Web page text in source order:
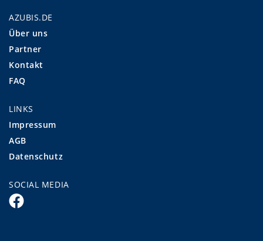
AZUBIS.DE
Über uns
Partner
Kontakt
FAQ
LINKS
Impressum
AGB
Datenschutz
SOCIAL MEDIA